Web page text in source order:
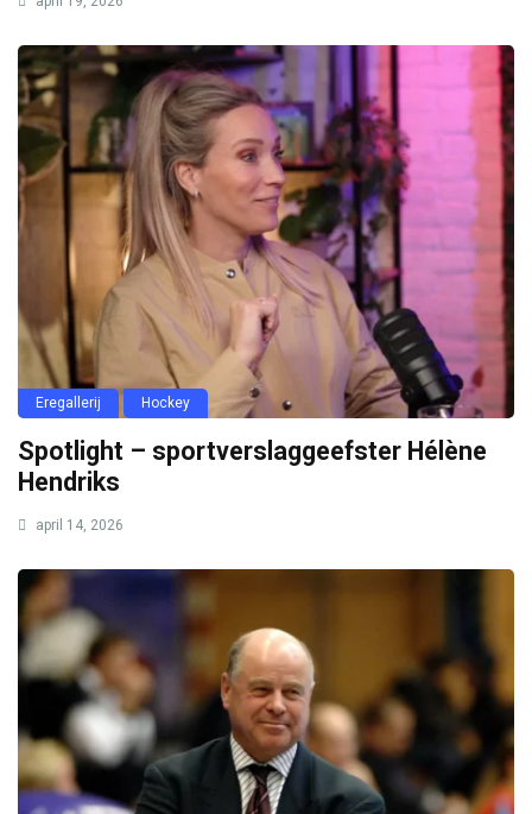
Eregallerij Hockey
Spotlight – sportverslaggeefster Hélène
Hendriks
april 14, 2026